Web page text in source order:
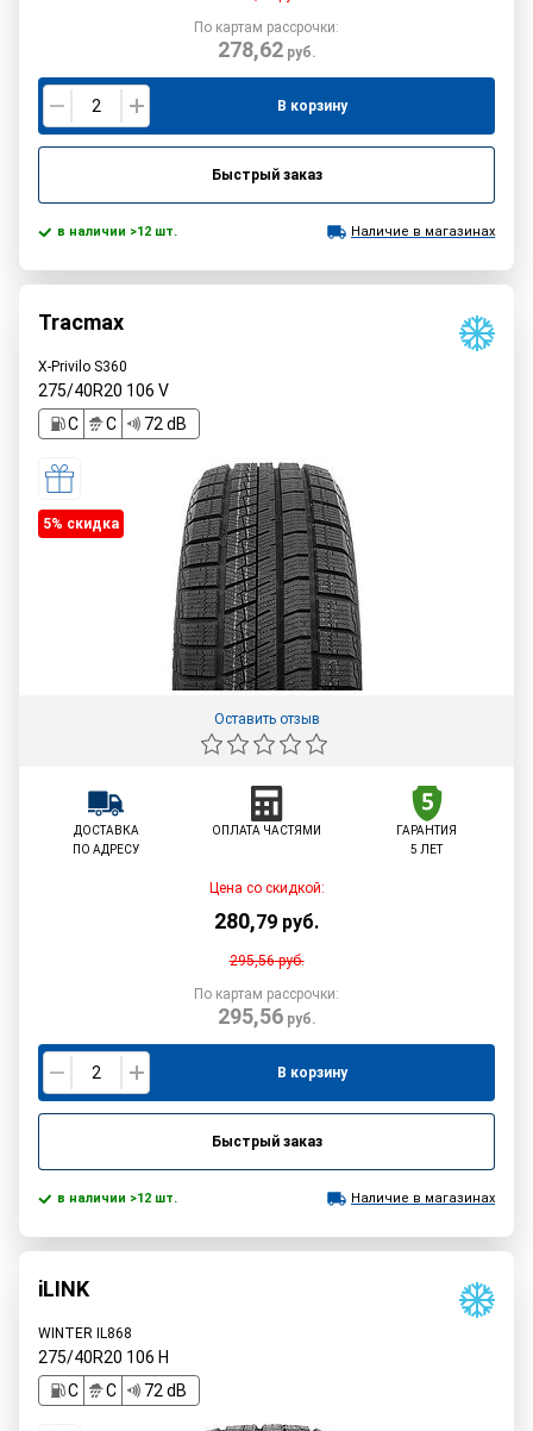
По картам рассрочки:
278,62руб.
В корзину
Быстрый заказ
в наличии >12 шт. Наличие в магазинах
Tracmax
X-Privilo S360
275/40R20 106 V
C
C 72 dB
5% cкидка
Оставить отзыв
ДОСТАВКА
ПО АДРЕСУ
ОПЛАТА ЧАСТЯМИ
ГАРАНТИЯ
5 ЛЕТ
Цена со скидкой:
280,79 руб.
295,56руб.
По картам рассрочки:
295,56руб.
В корзину
Быстрый заказ
в наличии >12 шт. Наличие в магазинах
iLINK
WINTER IL868
275/40R20 106 H
C
C 72 dB